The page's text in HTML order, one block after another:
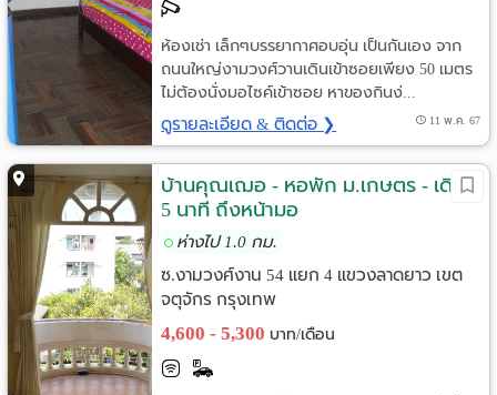
ห้องเช่า เล็กๆบรรยากาศอบอุ่น เป็นกันเอง จาก
ถนนใหญ่งามวงศ์วานเดินเข้าซอยเพียง 50 เมตร
ไม่ต้องนั่งมอไซค์เข้าซอย หาของกินง่...
ดูรายละเอียด & ติดต่อ ❯ 11 พ.ค. 67
บ้านคุณเฌอ - หอพัก ม.เกษตร - เดิน
5 นาที ถึงหน้ามอ
ห่างไป 1.0 กม.
ซ.งามวงศ์งาน 54 แยก 4 แขวงลาดยาว เขต
จตุจักร กรุงเทพ
4,600 - 5,300 บาท/เดือน